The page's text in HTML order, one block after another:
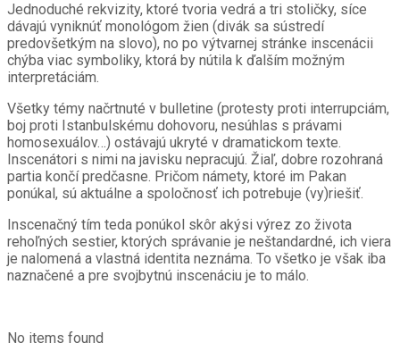
Jednoduché rekvizity, ktoré tvoria vedrá a tri stoličky, síce
dávajú vyniknúť monológom žien (divák sa sústredí
predovšetkým na slovo), no po výtvarnej stránke inscenácii
chýba viac symboliky, ktorá by nútila k ďalším možným
interpretáciám.
Všetky témy načrtnuté v bulletine (protesty proti interrupciám,
boj proti Istanbulskému dohovoru, nesúhlas s právami
homosexuálov…) ostávajú ukryté v dramatickom texte.
Inscenátori s nimi na javisku nepracujú. Žiaľ, dobre rozohraná
partia končí predčasne. Pričom námety, ktoré im Pakan
ponúkal, sú aktuálne a spoločnosť ich potrebuje (vy)riešiť.
Inscenačný tím teda ponúkol skôr akýsi výrez zo života
rehoľných sestier, ktorých správanie je neštandardné, ich viera
je nalomená a vlastná identita neznáma. To všetko je však iba
naznačené a pre svojbytnú inscenáciu je to málo.
No items found